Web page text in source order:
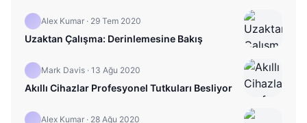
Alex Kumar · 29 Tem 2020
Uzaktan Çalışma: Derinlemesine Bakış
Mark Davis · 13 Ağu 2020
Akıllı Cihazlar Profesyonel Tutkuları Besliyor
Alex Kumar · 28 Ağu 2020